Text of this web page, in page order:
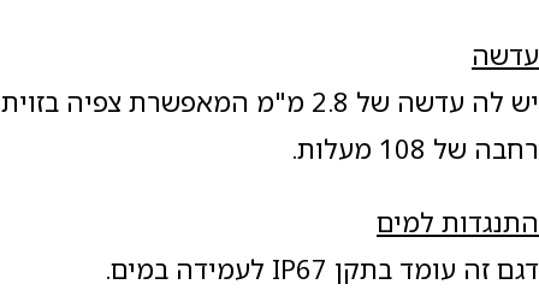
עדשה
יש לה עדשה של 2.8 מ"מ המאפשרת צפיה בזוית
רחבה של 108 מעלות.
התנגדות למים
דגם זה עומד בתקן IP67 לעמידה במים.